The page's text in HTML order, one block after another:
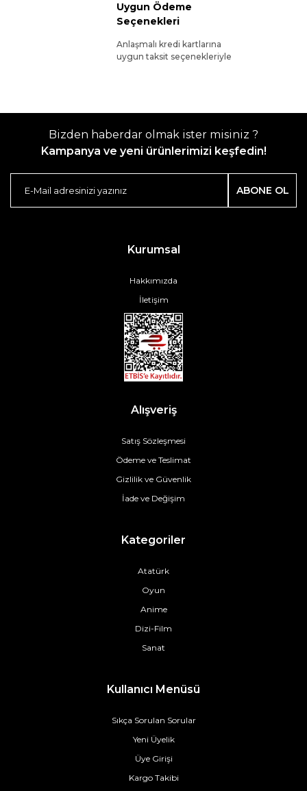
Uygun Ödeme
Seçenekleri
Anlaşmalı kredi kartlarına
uygun taksit seçenekleriyle
Bizden haberdar olmak ister misiniz ?
Kampanya ve yeni ürünlerimizi keşfedin!
ABONE OL
Kurumsal
Hakkımızda
İletişim
Alışveriş
Satış Sözleşmesi
Ödeme ve Teslimat
Gizlilik ve Güvenlik
İade ve Değişim
Kategoriler
Atatürk
Oyun
Anime
Dizi-Film
Sanat
Kullanıcı Menüsü
Sıkça Sorulan Sorular
Yeni Üyelik
Üye Girişi
Kargo Takibi